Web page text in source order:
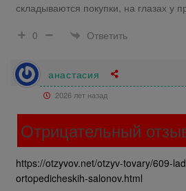
складываются покупки, на глазах у
0
Ответить
анастасия
2026 лет назад
Отрицательный
https://otzyvov.net/otzyv-tovary/609-
ortopedicheskih-salonov.html